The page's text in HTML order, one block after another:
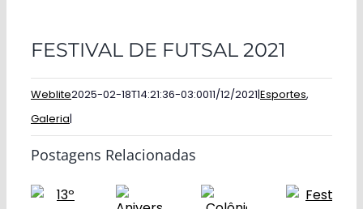
Institucional
Galeria
Esportes
FESTIVAL DE FUTSAL 2021
Weblite2025-02-18T14:21:36-03:0011/12/2021|Esportes,
Galeria|
Postagens Relacionadas